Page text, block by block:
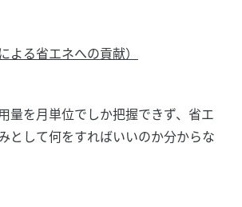
よる省エネへの貢献）
量を月単位でしか把握できず、省エ
として何をすればいいのか分からな